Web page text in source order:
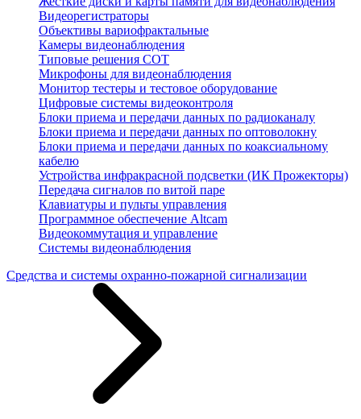
Видеорегистраторы
Объективы вариофрактальные
Камеры видеонаблюдения
Типовые решения СОТ
Микрофоны для видеонаблюдения
Монитор тестеры и тестовое оборудование
Цифровые системы видеоконтроля
Блоки приема и передачи данных по радиоканалу
Блоки приема и передачи данных по оптоволокну
Блоки приема и передачи данных по коаксиальному
кабелю
Устройства инфракрасной подсветки (ИК Прожекторы)
Передача сигналов по витой паре
Клавиатуры и пульты управления
Программное обеспечение Altcam
Видеокоммутация и управление
Системы видеонаблюдения
Средства и системы охранно-пожарной сигнализации